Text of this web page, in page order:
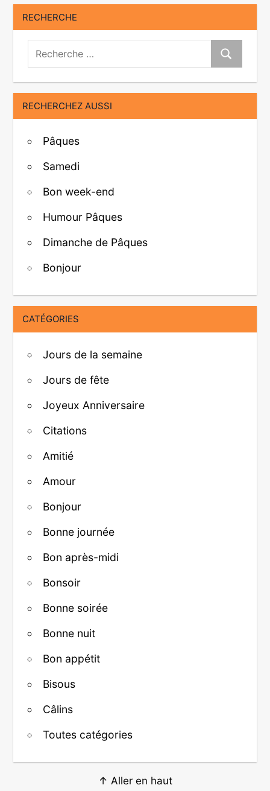
RECHERCHE
Recherche:
Recherche
RECHERCHEZ AUSSI
Pâques
Samedi
Bon week-end
Humour Pâques
Dimanche de Pâques
Bonjour
CATÉGORIES
Jours de la semaine
Jours de fête
Joyeux Anniversaire
Citations
Amitié
Amour
Bonjour
Bonne journée
Bon après-midi
Bonsoir
Bonne soirée
Bonne nuit
Bon appétit
Bisous
Câlins
Toutes catégories
↑ Aller en haut